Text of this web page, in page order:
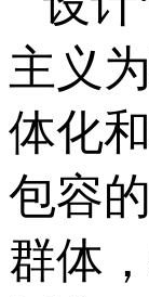
主义
体化
包容
群体